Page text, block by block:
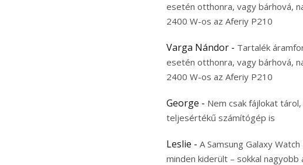
esetén otthonra, vagy bárhová,
2400 W-os az Aferiy P210
Varga Nándor - Tartalék
esetén otthonra, vagy bárhová,
2400 W-os az Aferiy P210
George - Nem csak fájlokat tárol,
teljesértékű számítógép is
Leslie - A Samsung Galaxy
minden kiderült – sokkal nagyobb